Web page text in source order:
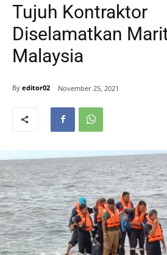
Tujuh Kontraktor
Diselamatkan
Malaysia
By editor02 November 25, 2021